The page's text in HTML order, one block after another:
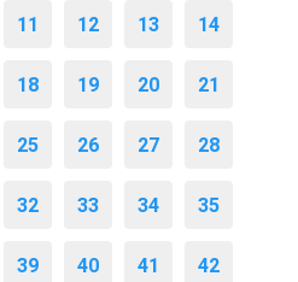
11 12 13 14
18 19 20 21
25 26 27 28
32 33 34 35
39 40 41 42